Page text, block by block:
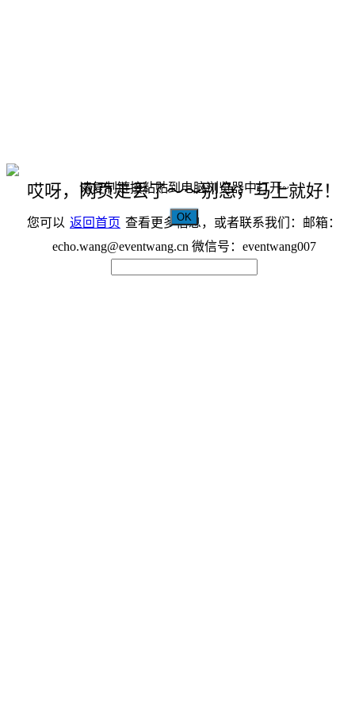
哎呀，网页走丢了～～别急，马上就好！
您可以 返回首页 查看更多信息，或者联系我们：邮箱：
echo.wang@eventwang.cn 微信号：eventwang007
请复制链接粘贴到电脑浏览器中打开~
OK